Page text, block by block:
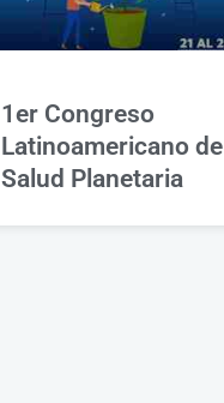
1er Congreso
Latinoamericano de
Salud Planetaria